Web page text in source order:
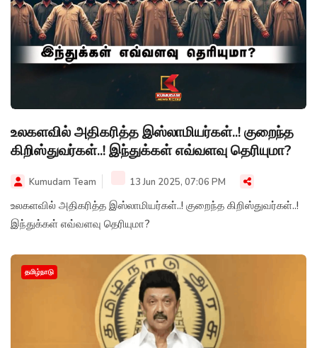
உலகளவில் அதிகரித்த இஸ்லாமியர்கள்..! குறைந்த
கிறிஸ்துவர்கள்..! இந்துக்கள் எவ்வளவு தெரியுமா?
Kumudam Team 13 Jun 2025, 07:06 PM
உலகளவில் அதிகரித்த இஸ்லாமியர்கள்..! குறைந்த கிறிஸ்துவர்கள்..!
இந்துக்கள் எவ்வளவு தெரியுமா?
தமிழ்நாடு